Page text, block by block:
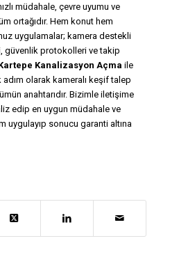
müdahale, çevre uyumu ve
ortağıdır. Hem konut hem
uygulamalar; kamera destekli
güvenlik protokolleri ve takip
Kanalizasyon Açma ile
olarak kameralı keşif talep
anahtarıdır. Bizimle iletişime
edip en uygun müdahale ve
uygulayıp sonucu garanti altına